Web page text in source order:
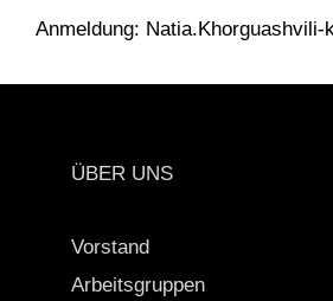
Anmeldung: Natia.Khorguashvili-
ÜBER UNS
Vorstand
Arbeitsgruppen